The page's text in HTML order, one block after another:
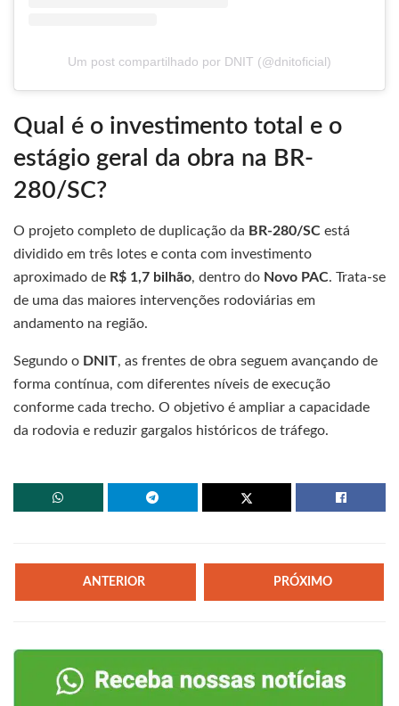
Um post compartilhado por DNIT (@dnitoficial)
Qual é o investimento total e o
estágio geral da obra na BR-
280/SC?
O projeto completo de duplicação da BR-280/SC está
dividido em três lotes e conta com investimento
aproximado de R$ 1,7 bilhão, dentro do Novo PAC. Trata-se
de uma das maiores intervenções rodoviárias em
andamento na região.
Segundo o DNIT, as frentes de obra seguem avançando de
forma contínua, com diferentes níveis de execução
conforme cada trecho. O objetivo é ampliar a capacidade
da rodovia e reduzir gargalos históricos de tráfego.
ANTERIOR PRÓXIMO